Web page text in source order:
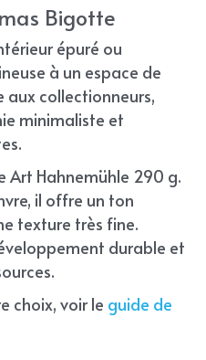
Bigotte
épuré ou
à un espace de
aux collectionneurs,
minimaliste et
Art Hahnemühle 290 g.
il offre un ton
texture très fine.
durable et
choix, voir le guide de